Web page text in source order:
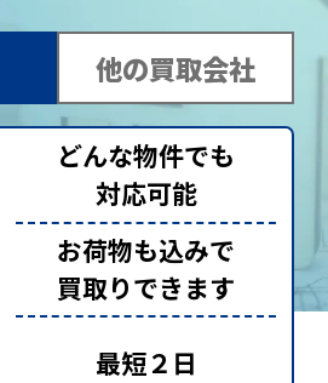
他の買取会社
どんな物件でも
対応可能
お荷物も込みで
買取りできます
最短２日